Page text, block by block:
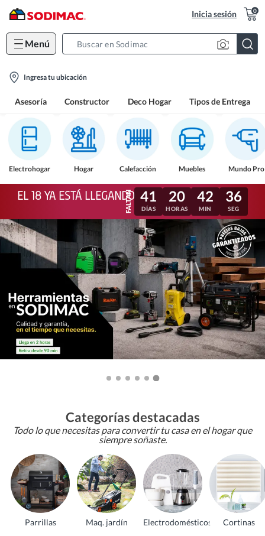
Inicia sesión 0
Menú
location-
Ingresa tu ubicación
Asesoría Constructor Deco Hogar Tipos de Entrega
Electrohogar Hogar Calefacción Muebles Mundo Pro
EL 18 YA ESTÁ LLEGANDO 41
DÍAS
20
HORAS
42
MIN
33
SEG
Categorías destacadas
Todo lo que necesitas para convertir tu casa en el hogar que
siempre soñaste.
Parrillas Maq. jardín Electrodomésticos Cortinas